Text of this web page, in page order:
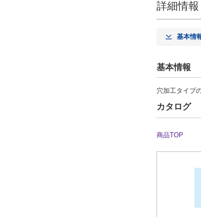
詳細情報
基本情
基本情報
穴加工タイプ
カタログ
商品TOP